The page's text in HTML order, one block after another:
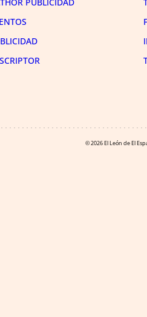
© 2026 El León de El